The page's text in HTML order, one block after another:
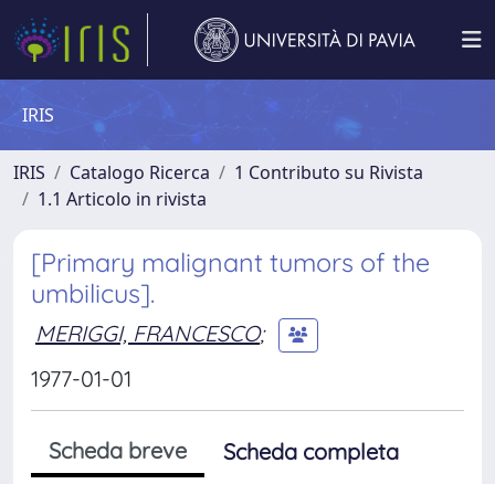
IRIS
IRIS Catalogo Ricerca
1 Contributo su Rivista
1.1 Articolo in rivista
[Primary malignant tumors of the
umbilicus].
MERIGGI, FRANCESCO;
1977-01-01
Scheda breve
Scheda completa